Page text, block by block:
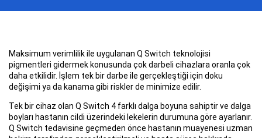
Maksimum verimlilik ile uygulanan Q Switch teknolojisi
pigmentleri gidermek konusunda çok darbeli cihazlara oranla çok
daha etkilidir. İşlem tek bir darbe ile gerçekleştiği için doku
değişimi ya da kanama gibi riskler de minimize edilir.
Tek bir cihaz olan Q Switch 4 farklı dalga boyuna sahiptir ve dalga
boyları hastanın cildi üzerindeki lekelerin durumuna göre ayarlanır.
Q Switch tedavisine geçmeden önce hastanın muayenesi uzman